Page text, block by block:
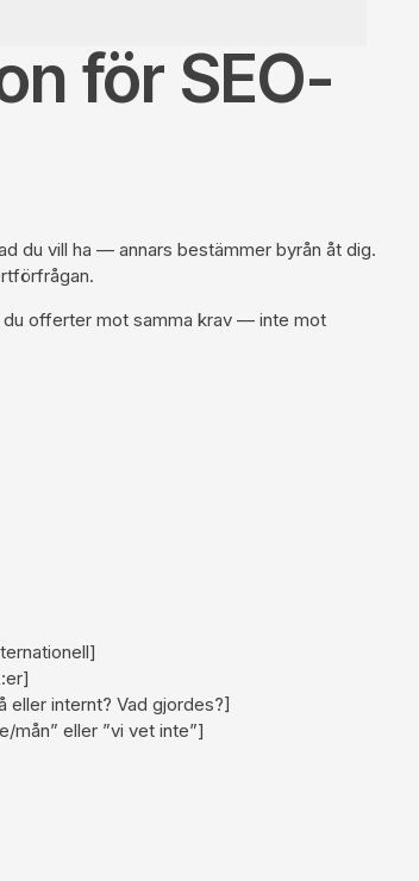
för SEO-
du vill ha — annars bestämmer byrån åt dig.
du offerter mot samma krav — inte mot
eller internt? Vad gjordes?]
mån” eller ”vi vet inte”]